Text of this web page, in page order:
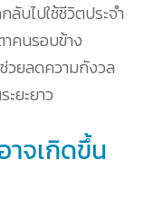
บไปใช้ชีวิตประจำ
คนรอบข้าง
วยลดความกังวล
ยะยาว
าจเกิดขึ้น